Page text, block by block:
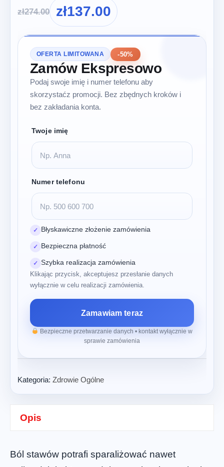
zł274.00 zł137.00
OFERTA LIMITOWANA -50%
Zamów Ekspresowo
Podaj swoje imię i numer telefonu aby
skorzystaćz promocji. Bez zbędnych kroków i
bez zakładania konta.
Twoje imię
Numer telefonu
✓ Błyskawiczne złożenie zamówienia
✓ Bezpieczna płatność
✓ Szybka realizacja zamówienia
Klikając przycisk, akceptujesz przesłanie danych
wyłącznie w celu realizacji zamówienia.
Zamawiam teraz
Bezpieczne przetwarzanie danych • kontakt wyłącznie w
sprawie zamówienia
Kategoria: Zdrowie Ogólne
Opis
Ból stawów potrafi sparaliżować nawet